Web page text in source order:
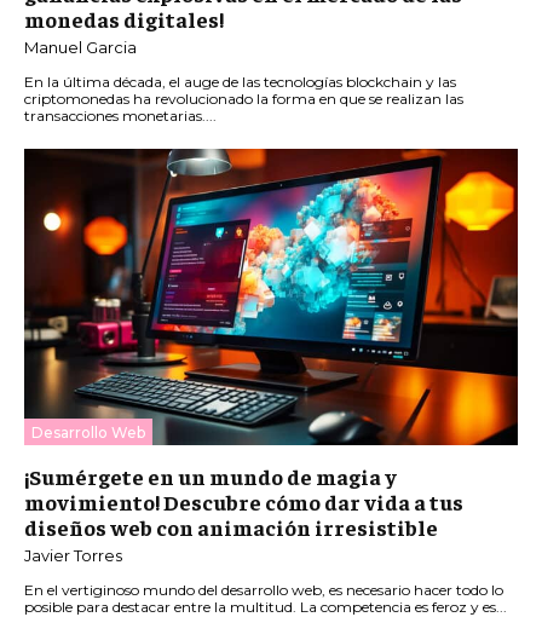
monedas digitales!
Manuel Garcia
En la última década, el auge de las tecnologías blockchain y las
criptomonedas ha revolucionado la forma en que se realizan las
transacciones monetarias....
Desarrollo Web
¡Sumérgete en un mundo de magia y
movimiento! Descubre cómo dar vida a tus
diseños web con animación irresistible
Javier Torres
En el vertiginoso mundo del desarrollo web, es necesario hacer todo lo
posible para destacar entre la multitud. La competencia es feroz y es...